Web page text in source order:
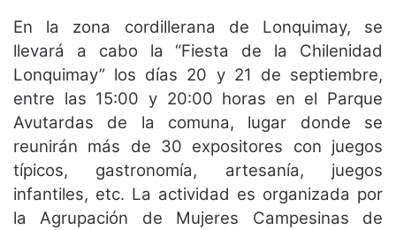
En la zona cordillerana de Lonquimay, se
llevará a cabo la “Fiesta de la Chilenidad
Lonquimay” los días 20 y 21 de septiembre,
entre las 15:00 y 20:00 horas en el Parque
Avutardas de la comuna, lugar donde se
reunirán más de 30 expositores con juegos
típicos, gastronomía, artesanía, juegos
infantiles, etc. La actividad es organizada por
la Agrupación de Mujeres Campesinas de